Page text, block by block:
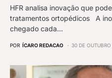
HFR analisa inovação que
tratamentos ortopédicos A
chegado cada…
POR ÍCARO REDACAO 30 DE